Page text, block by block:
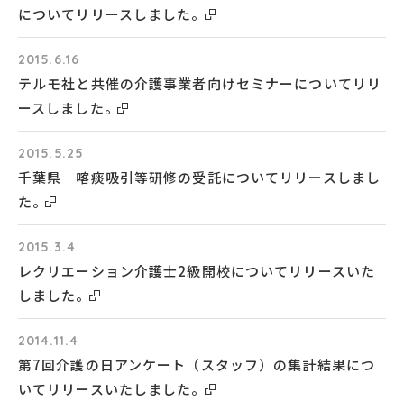
についてリリースしました。
2015.6.16
テルモ社と共催の介護事業者向けセミナーについてリリ
ースしました。
2015.5.25
千葉県 喀痰吸引等研修の受託についてリリースしまし
た。
2015.3.4
レクリエーション介護士2級開校についてリリースいた
しました。
2014.11.4
第7回介護の日アンケート（スタッフ）の集計結果につ
いてリリースいたしました。